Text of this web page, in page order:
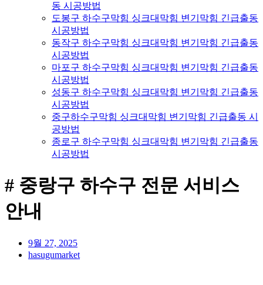
동 시공방법
도봉구 하수구막힘 싱크대막힘 변기막힘 긴급출동
시공방법
동작구 하수구막힘 싱크대막힘 변기막힘 긴급출동
시공방법
마포구 하수구막힘 싱크대막힘 변기막힘 긴급출동
시공방법
성동구 하수구막힘 싱크대막힘 변기막힘 긴급출동
시공방법
중구하수구막힘 싱크대막힘 변기막힘 긴급출동 시
공방법
종로구 하수구막힘 싱크대막힘 변기막힘 긴급출동
시공방법
# 중랑구 하수구 전문 서비스
안내
9월 27, 2025
hasugumarket